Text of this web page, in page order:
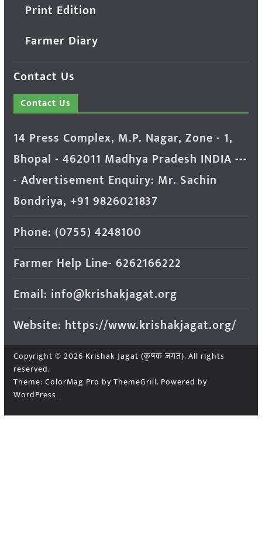
Print Edition
Farmer Diary
Contact Us
Contact Us
14 Press Complex, M.P. Nagar, Zone - 1,
Bhopal - 462011 Madhya Pradesh INDIA ---
- Advertisement Enquiry: Mr. Sachin
Bondriya, +91 9826021837
Phone: (0755) 4248100
Farmer Help Line- 6262166222
Email: info@krishakjagat.org
Website: https://www.krishakjagat.org/
Copyright © 2026 Krishak Jagat (कृषक जगत). All rights
reserved.
Theme: ColorMag Pro by ThemeGrill. Powered by
WordPress.